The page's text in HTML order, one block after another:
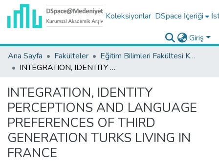
Koleksiyonlar DSpace İçeriği
Giriş
Ana Sayfa
Fakülteler
Eğitim Bilimleri Fakültesi Koleksiyonu
INTEGRATION, IDENTITY PERCEPTIONS AND LANGUAGE PREFERENCES OF THIRD GENERATION TURKS LIVING IN FRANCE
INTEGRATION, IDENTITY
PERCEPTIONS AND LANGUAGE
PREFERENCES OF THIRD
GENERATION TURKS LIVING IN
FRANCE